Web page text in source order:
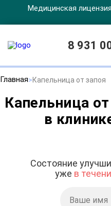
Медицинская
8 931
Главная Капельница от запоя
Капельница
в
Состояние
уже в